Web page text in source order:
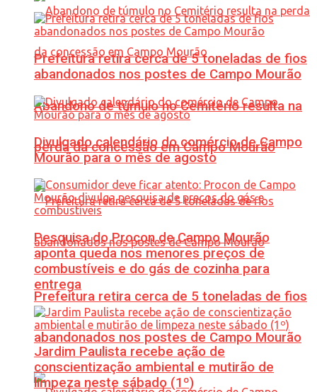
Abandono de túmulo no Cemitério resulta na
perda da concessão em Campo Mourão
Prefeitura retira cerca de 5 toneladas de fios
abandonados nos postes de Campo Mourão
Prefeitura retira cerca de 5 toneladas de fios
abandonados nos postes de Campo Mourão
Divulgado calendário do comércio de Campo
Mourão para o mês de agosto
Pesquisa do Procon de Campo Mourão
aponta queda nos menores preços de
combustíveis e do gás de cozinha para
entrega
Jardim Paulista recebe ação de
conscientização ambiental e mutirão de
limpeza neste sábado (1º)